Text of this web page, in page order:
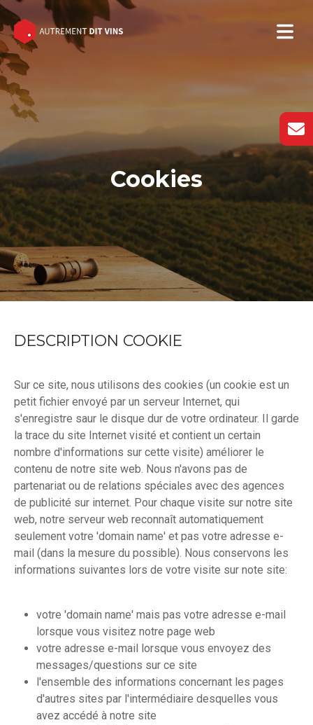
Cookies
DESCRIPTION COOKIE
Sur ce site, nous utilisons des cookies (un cookie est un
petit fichier envoyé par un serveur Internet, qui
s'enregistre saur le disque dur de votre ordinateur. Il garde
la trace du site Internet visité et contient un certain
nombre d'informations sur cette visite) améliorer le
contenu de notre site web. Nous n'avons pas de
partenariat ou de relations spéciales avec des agences
de publicité sur internet. Pour chaque visite sur notre site
web, notre serveur web reconnaît automatiquement
seulement votre 'domain name' et pas votre adresse e-
mail (dans la mesure du possible). Nous conservons les
informations suivantes lors de votre visite sur note site:
votre 'domain name' mais pas votre adresse e-mail
lorsque vous visitez notre page web
votre adresse e-mail lorsque vous envoyez des
messages/questions sur ce site
l'ensemble des informations concernant les pages
d'autres sites par l'intermédiaire desquelles vous
avez accédé à notre site